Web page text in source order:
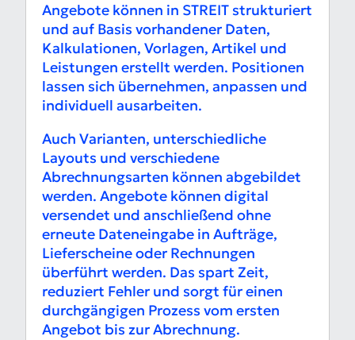
Angebote können in STREIT strukturiert
und auf Basis vorhandener Daten,
Kalkulationen, Vorlagen, Artikel und
Leistungen erstellt werden. Positionen
lassen sich übernehmen, anpassen und
individuell ausarbeiten.
Auch Varianten, unterschiedliche
Layouts und verschiedene
Abrechnungsarten können abgebildet
werden. Angebote können digital
versendet und anschließend ohne
erneute Dateneingabe in Aufträge,
Lieferscheine oder Rechnungen
überführt werden. Das spart Zeit,
reduziert Fehler und sorgt für einen
durchgängigen Prozess vom ersten
Angebot bis zur Abrechnung.